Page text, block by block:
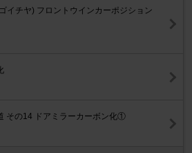
イチヤ) フロントウインカーポジション
その14 ドアミラーカーボン化①